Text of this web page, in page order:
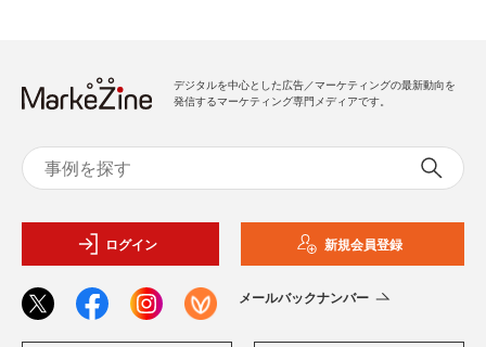
デジタルを中心とした広告／マーケティングの最新動向を
発信するマーケティング専門メディアです。
ログイン 新規会員登録
メールバックナンバー